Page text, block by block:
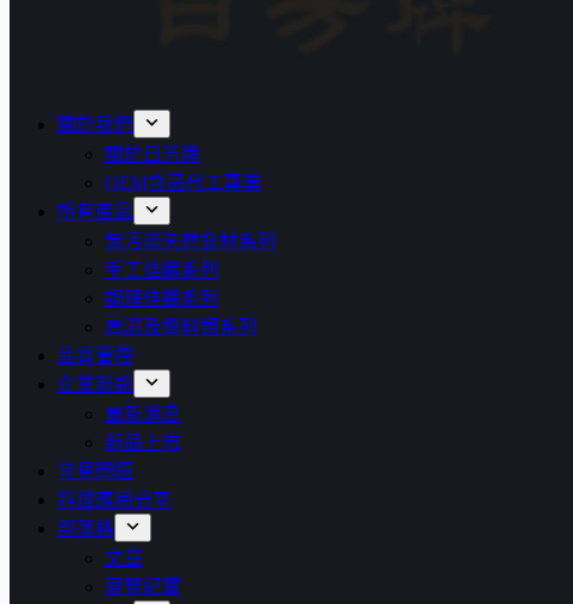
關於我們
關於日芳牌
OEM食品代工專業
所有產品
無污染天然食材系列
手工佳餚系列
調理佳餚系列
高湯及醬料類系列
品質管控
企業新訊
最新消息
新品上市
常見問題
料理應用分享
部落格
文章
展覽紀實